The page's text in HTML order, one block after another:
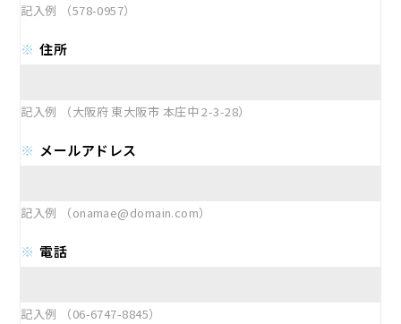
記入例 （578-0957）
住所
記入例 （大阪府 東大阪市 本庄中 2-3-28）
メールアドレス
記入例 （onamae@domain.com）
電話
記入例 （06-6747-8845）